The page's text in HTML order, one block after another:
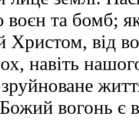
воєн та бомб;
Христом, від
навіть
вогонь є